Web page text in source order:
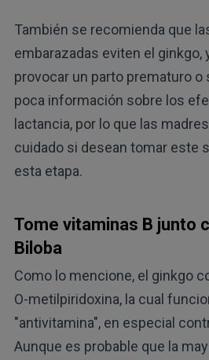
También se recomienda que
embarazadas eviten el ginkgo,
provocar un parto prematuro o
poca información sobre los
lactancia, por lo que las
cuidado si desean tomar este
esta etapa.
Tome vitaminas B junto
Biloba
Como lo mencione, el ginkgo
O-metilpiridoxina, la cual
"antivitamina", en especial
Aunque es probable que la